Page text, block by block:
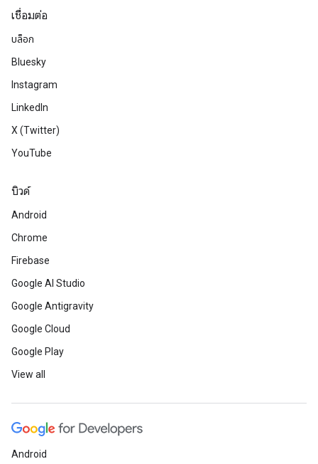
เชื่อมต่อ
บล็อก
Bluesky
Instagram
LinkedIn
X (Twitter)
YouTube
บิวด์
Android
Chrome
Firebase
Google AI Studio
Google Antigravity
Google Cloud
Google Play
View all
Android